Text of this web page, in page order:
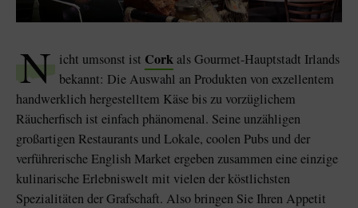
N icht umsonst ist Cork als Gourmet-Hauptstadt Irlands
bekannt: Die Auswahl an Produkten von exzellentem
handwerklich hergestelltem Käse bis zu vorzüglichem
Räucherfisch ist einfach phänomenal. Seine unzähligen
großartigen Restaurants und Lokale, coolen Pubs und der
verführerische English Market ergeben zusammen eine einzige
kulinarische Erlebniswelt mit vielen der köstlichsten
Spezialitäten der Grafschaft. Also bringen Sie Ihren Appetit